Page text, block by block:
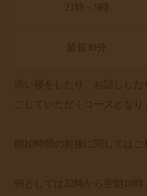
21時～9時
延長30分
添い寝をしたり、お話しし
ごしていただくコースとなり
開始時間の前後に関してはご
例としては22時から翌朝10